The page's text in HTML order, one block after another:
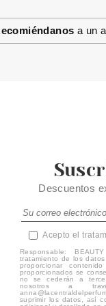
a un
Descuentos
Acepto el
Responsable:
tratamiento de los
proporcionar
proporcionados se
no se cederán a
nosotros a
suprimir los datos, así